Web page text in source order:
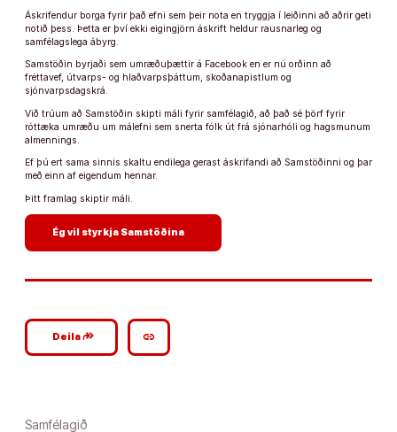
Áskrifendur borga fyrir það efni sem þeir nota en tryggja í leiðinni að aðrir geti
notið þess. Þetta er því ekki eigingjörn áskrift heldur rausnarleg og
samfélagslega ábyrg.
Samstöðin byrjaði sem umræðuþættir á Facebook en er nú orðinn að
fréttavef, útvarps- og hlaðvarpsþáttum, skoðanapistlum og
sjónvarpsdagskrá.
Við trúum að Samstöðin skipti máli fyrir samfélagið, að það sé þörf fyrir
róttæka umræðu um málefni sem snerta fólk út frá sjónarhóli og hagsmunum
almennings.
Ef þú ert sama sinnis skaltu endilega gerast áskrifandi að Samstöðinni og þar
með einn af eigendum hennar.
Þitt framlag skiptir máli.
Ég vil styrkja Samstöðina
Deilagoogle_plus_reshare link
Samfélagið